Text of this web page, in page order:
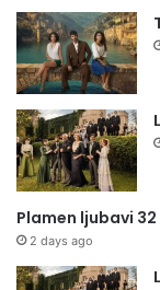
Plamen ljubavi
2 days ago